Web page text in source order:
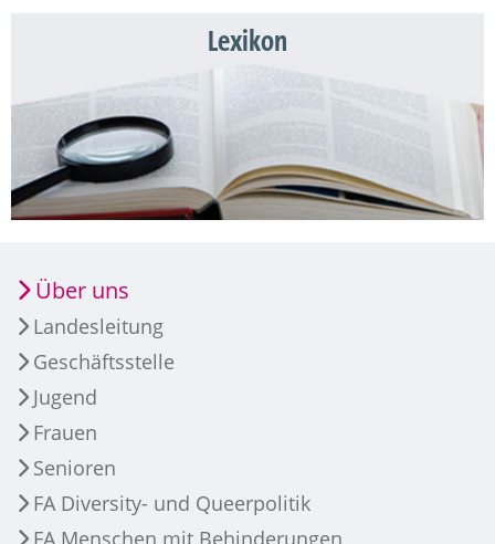
Lexikon
Über uns
Landesleitung
Geschäftsstelle
Jugend
Frauen
Senioren
FA Diversity- und Queerpolitik
FA Menschen mit Behinderungen